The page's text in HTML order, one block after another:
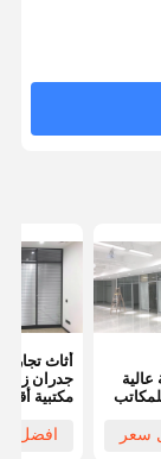
عالية
سعر
أثاث تجاري
جدران
مكتبية
افضل